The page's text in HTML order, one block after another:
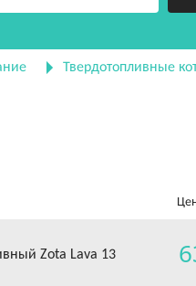
Твердотопливные
Zota Lava 13